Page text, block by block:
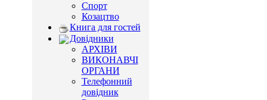
Спорт
Козацтво
Книга для гостей
Довідники
АРХІВИ
ВИКОНАВЧІ
ОРГАНИ
Телефонний
довідник